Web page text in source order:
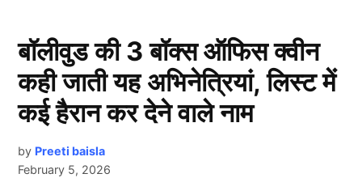
Friendship Day 2025 क्रिकेट की
दुनिया के जय- वीरू
बॉलीवुड की 3 बॉक्स ऑफिस क्वीन
कही जाती यह अभिनेत्रियां, लिस्ट में
कई हैरान कर देने वाले नाम
by Preeti baisla
February 5, 2026